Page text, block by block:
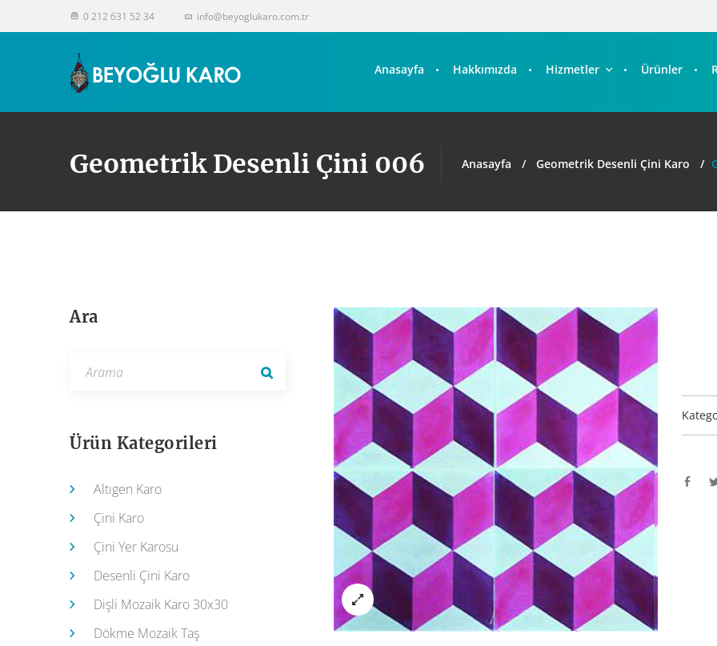
0 212 631 52 34 info@beyoglukaro.com.tr
Anasayfa Hakkımızda Hizmetler Ürünler
Geometrik Desenli Çini 006 Anasayfa Geometrik Desenli Çini Karo
Ara
Ürün Kategorileri
Altıgen Karo
Çini Karo
Çini Yer Karosu
Desenli Çini Karo
Dişli Mozaik Karo 30x30
Dökme Mozaik Taş